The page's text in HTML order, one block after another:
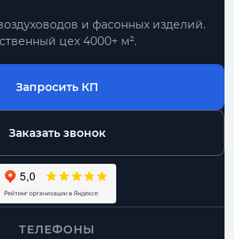
и фасонных изделий.
цех 4000+ м².
Запросить КП
Заказать звонок
ТЕЛЕФОНЫ